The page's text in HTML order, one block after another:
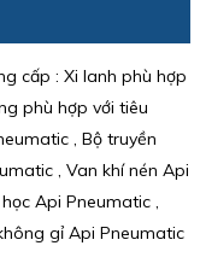
cấp : Xi lanh phù hợp
phù hợp với tiêu
, Bộ truyền
, Van khí nén Api
Api Pneumatic ,
gỉ Api Pneumatic